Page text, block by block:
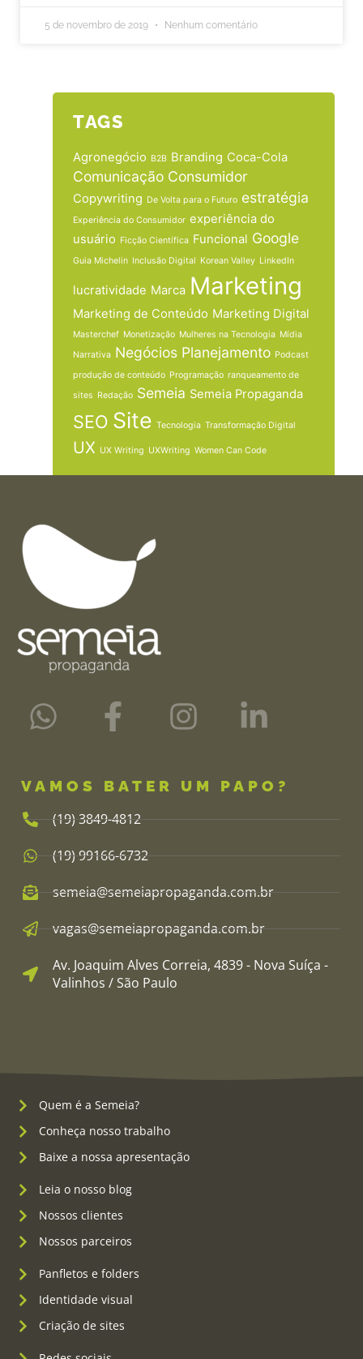
5 de novembro de 2019 Nenhum comentário
TAGS
Agronegócio B2B Branding Coca-Cola
Comunicação Consumidor
Copywriting De Volta para o Futuro estratégia
Experiência do Consumidor experiência do
usuário Ficção Científica Funcional Google
Guia Michelin Inclusão Digital Korean Valley LinkedIn
lucratividade Marca Marketing
Marketing de Conteúdo Marketing Digital
Masterchef Monetização Mulheres na Tecnologia Mídia
Narrativa Negócios Planejamento Podcast
produção de conteúdo Programação ranqueamento de
sites Redação Semeia Semeia Propaganda
SEO Site Tecnologia Transformação Digital
UX UX Writing UXWriting Women Can Code
VAMOS BATER UM PAPO?
(19) 3849-4812​
(19) 99166-6732
semeia@semeiapropaganda.com.br​
vagas@semeiapropaganda.com.br​
Av. Joaquim Alves Correia, 4839 - Nova Suíça -
Valinhos / São Paulo
Quem é a Semeia?
Conheça nosso trabalho
Baixe a nossa apresentação
Leia o nosso blog
Nossos clientes
Nossos parceiros
Panfletos e folders
Identidade visual
Criação de sites